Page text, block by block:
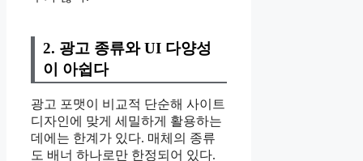
2. 광고 종류와 UI 다양성
이 아쉽다
광고 포맷이 비교적 단순해 사이트
디자인에 맞게 세밀하게 활용하는
데에는 한계가 있다. 매체의 종류
도 배너 하나로만 한정되어 있다.